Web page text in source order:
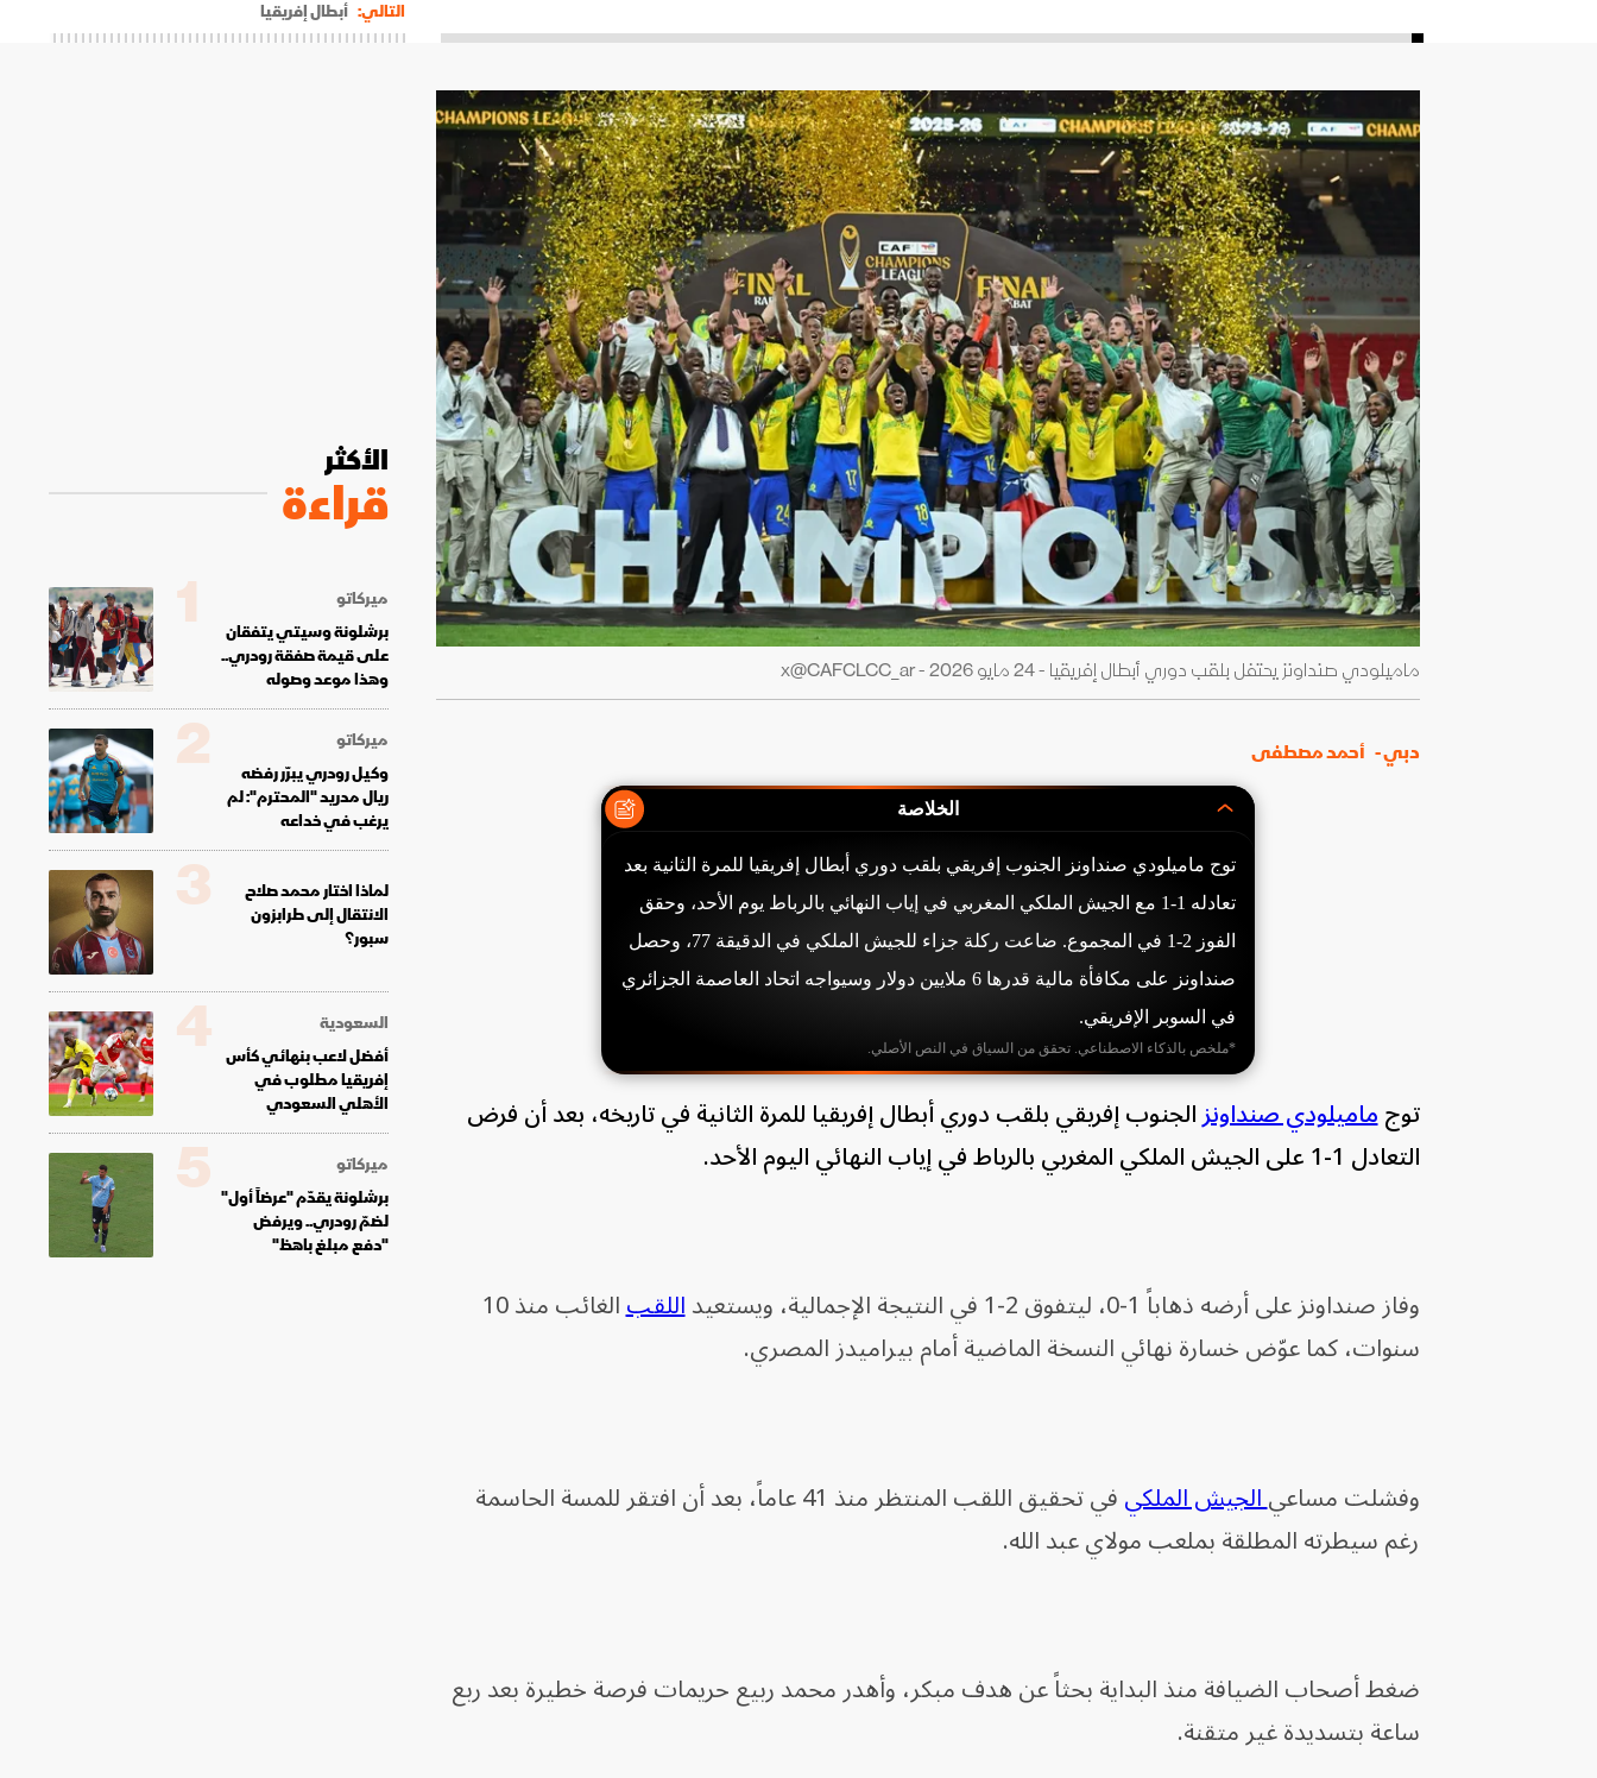
تصفيات أفريقيا لكأس العالم
ليون
أمين غويري
التالي: أبطال إفريقيا
ماميلودي صنداونز يحتفل بلقب دوري أبطال إفريقيا - 24 مايو 2026 - x@CAFCLCC_ar
دبي - أحمد مصطفى
الخلاصة
توج ماميلودي صنداونز الجنوب إفريقي بلقب دوري أبطال إفريقيا للمرة الثانية بعد
تعادله 1-1 مع الجيش الملكي المغربي في إياب النهائي بالرباط يوم الأحد، وحقق
الفوز 2-1 في المجموع. ضاعت ركلة جزاء للجيش الملكي في الدقيقة 77، وحصل
صنداونز على مكافأة مالية قدرها 6 ملايين دولار وسيواجه اتحاد العاصمة الجزائري
في السوبر الإفريقي.
*ملخص بالذكاء الاصطناعي. تحقق من السياق في النص الأصلي.
توجماميلودي صنداونزالجنوب إفريقي بلقب دوري أبطال إفريقيا للمرة الثانية في تاريخه، بعد أن فرض
التعادل 1-1 على الجيش الملكي المغربي بالرباط في إياب النهائي اليوم الأحد.
وفاز صنداونز على أرضه ذهاباً 1-0، ليتفوق 2-1 في النتيجة الإجمالية، ويستعيد اللقب
الغائب منذ 10
سنوات، كما عوّض خسارة نهائي النسخة الماضية أمام بيراميدز المصري.
وفشلت مساعيالجيش الملكي
في تحقيق اللقب المنتظر منذ 41 عاماً، بعد أن افتقر للمسة الحاسمة
رغم سيطرته المطلقة بملعب مولاي عبد الله.
ضغط أصحاب الضيافة منذ البداية بحثاً عن هدف مبكر، وأهدر محمد ربيع حريمات فرصة خطيرة بعد ربع
ساعة بتسديدة غير متقنة.
الأكثر
قراءة
ميركاتو
برشلونة وسيتي يتفقان
على قيمة صفقة رودري..
وهذا موعد وصوله
1
ميركاتو
وكيل رودري يبرّر رفضه
ريال مدريد "المحترم": لم
يرغب في خداعه
2
لماذا اختار محمد صلاح
الانتقال إلى طرابزون
سبور؟
3
السعودية
أفضل لاعب بنهائي كأس
إفريقيا مطلوب في
الأهلي السعودي
4
ميركاتو
برشلونة يقدّم "عرضاً أول"
لضمّ رودري.. ويرفض
"دفع مبلغ باهظ"
5